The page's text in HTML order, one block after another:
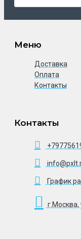
Меню
Доставка
Оплата
Контакты
Контакты
График